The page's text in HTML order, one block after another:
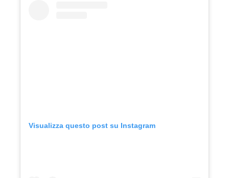
Visualizza questo post su Instagram